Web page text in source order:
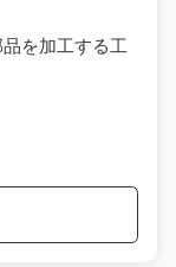
を加工する工